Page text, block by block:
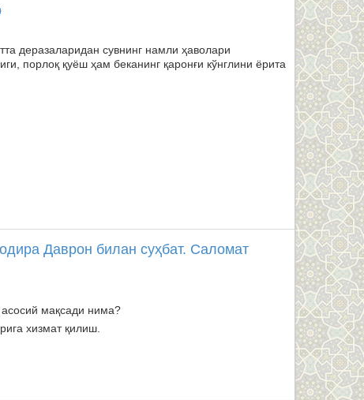
деразаларидан сувнинг намли ҳаволари
порлоқ қуёш ҳам беканинг қаронғи кўнглини ёрита
Даврон билан суҳбат. Саломат
мақсади нима?
хизмат қилиш.